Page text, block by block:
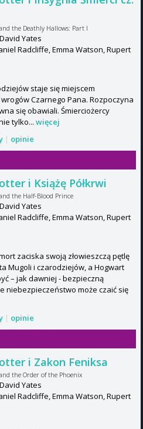
the Deathly Hallows: Part I
Yates
Radcliffe, Emma Watson, Rupert
staje się miejscem
Czarnego Pana. Rozpoczyna
się obawiali. Śmierciożercy
tylko... więcej
| opinie
i Książę Półkrwi
the Half-Blood Prince
Yates
Radcliffe, Emma Watson, Rupert
zaciska swoją złowieszczą pętlę
Mugoli i czarodziejów, a Hogwart
– jak dawniej - bezpieczną
niebezpieczeństwo może czaić się
| opinie
i Zakon Feniksa
the Order of the Phoenix
Yates
Radcliffe, Emma Watson, Rupert